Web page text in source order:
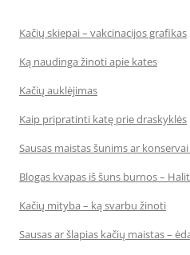
Kačių skiepai – vakcinacijos grafikas
Ką naudinga žinoti apie kates
Kačių auklėjimas
Kaip pripratinti katę prie draskyklės
Sausas maistas šunims ar
Blogas kvapas iš šuns burnos –
Kačių mityba – ką svarbu žinoti
Sausas ar šlapias kačių maistas –